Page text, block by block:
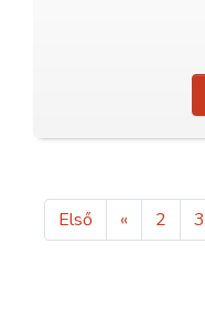
Első « 2 3